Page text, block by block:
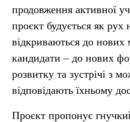
продовження активної
проєкт будується як рух
відкриваються до нових
кандидати – до нових
розвитку та зустрічі з
відповідають їхньому
Проєкт пропонує